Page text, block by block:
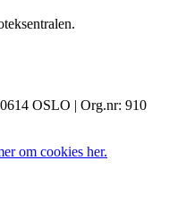
OSLO | Org.nr: 910
om cookies her.